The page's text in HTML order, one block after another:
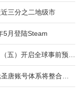
玩家需要通过观
法。
的挑战性，还让玩
满足感。
最新版的 手机
是您下载安卓手
三分之二地级市
5月登陆Steam